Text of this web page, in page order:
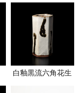
白釉黒流六角花生